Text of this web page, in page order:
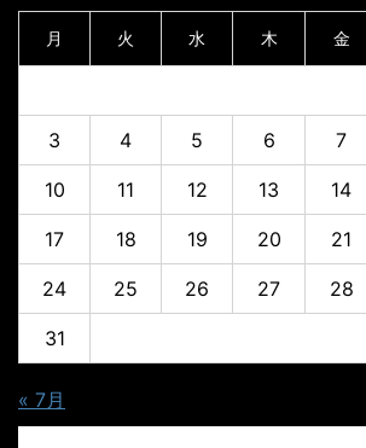
月 火 水 木 金
3 4 5 6 7
10 11 12 13 14
17 18 19 20 21
24 25 26 27 28
31
« 7月